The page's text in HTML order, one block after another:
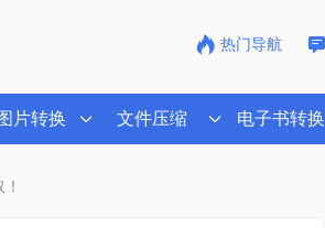
热门导航
片转换 文件压缩 电子书转换